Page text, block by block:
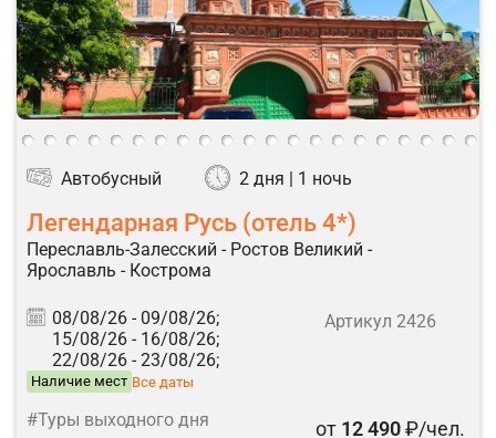
Автобусный 2 дня | 1 ночь
Легендарная Русь (отель 4*)
Переславль-Залесский - Ростов Великий -
Ярославль - Кострома
08/08/26 - 09/08/26;
15/08/26 - 16/08/26;
22/08/26 - 23/08/26;
Наличие мест Все даты
Артикул 2426
#Туры выходного дня от 12 490₽/чел.